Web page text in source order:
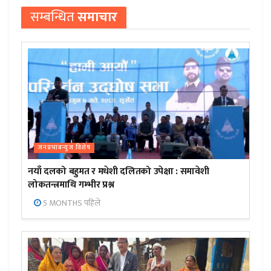
सम्बन्धितसमाचार
जनप्रभाबन्युज विशेष
नयाँ दलको बहुमत र मधेशी दलितको उपेक्षा : समावेशी
लोकतन्त्रमाथि गम्भीर प्रश्न
5 MONTHS पहिले